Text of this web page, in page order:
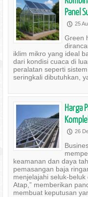
Panel
P 25
Green
iklim mikro yang ideal
dari kondisi cuaca di
peralatan seperti
seringkali dibutuhkan,
Harga
P 26
keamanan dan daya
pemasangan baja
menjelajahi seluk-
Atap,” memberikan
membuat keputusan